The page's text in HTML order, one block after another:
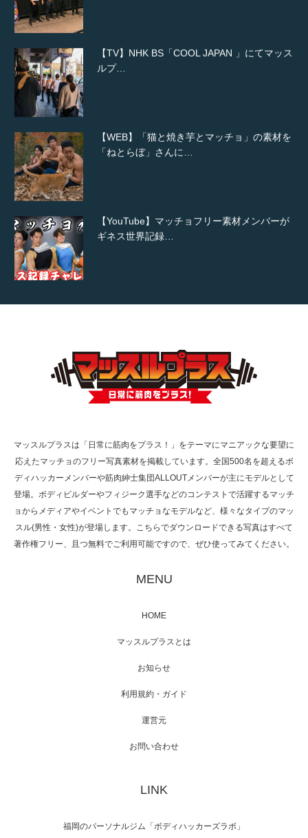
【TV】NHK BS「COOL JAPAN 」にてマッス
ルプ…
【WEB】「猫と焼き芋とマッチョ」の素材を
「ねとらぼ」さんに…
【YouTube】マッチョフリー素材メンバーが
ギネス世界記録…
TOKYO FMラジオ番組「ONE MORNING」
で紹介さ…
た（6/8放送）
映画「メカバース」舞台挨拶へマッスルプラ
【TV】NHK BS「COOL JAPAN 」にてマッス
「ねとらぼ」さんに…
マッスルプラスは「日常に筋肉をプラス！」をテーマにマニアックな要望に
応えたマッチョのフリー写真素材を掲載しています。全国500名を超えるボ
ディハッカーメンバーや筋肉紳士集団ALLOUTメンバーが主にモデルとして
登場。ボディビルダーやフィジーク選手などのコンテストで活躍するマッチ
ョからメディアやイベントでもマッチョなモデルなど、様々なタイプのマッ
スル(男性・女性)が登場します。こちらでダウンロードできる写真はすべて
著作権フリー、且つ無料でご利用可能ですので、ぜひ使ってみてください。
MENU
HOME
マッスルプラスとは
お知らせ
利用規約・ガイド
運営元
お問い合わせ
LINK
福岡のパーソナルジム「ボディハッカーズラボ」